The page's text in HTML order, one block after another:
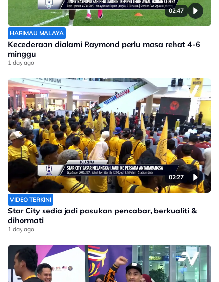
02:47
HARIMAU MALAYA
Kecederaan dialami Raymond perlu masa rehat 4-6
minggu
1 day ago
02:27
VIDEO TERKINI
Star City sedia jadi pasukan pencabar, berkualiti &
dihormati
1 day ago